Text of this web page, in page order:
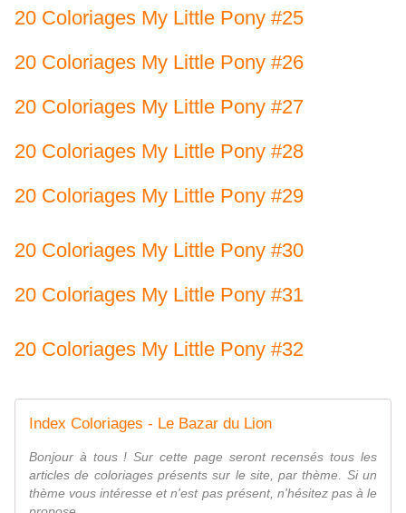
20 Coloriages My Little Pony #25
20 Coloriages My Little Pony #26
20 Coloriages My Little Pony #27
20 Coloriages My Little Pony #28
20 Coloriages My Little Pony #29
20 Coloriages My Little Pony #30
20 Coloriages My Little Pony #31
20 Coloriages My Little Pony #32
Index Coloriages - Le Bazar du Lion
Bonjour à tous ! Sur cette page seront recensés tous les
articles de coloriages présents sur le site, par thème. Si un
thème vous intéresse et n'est pas présent, n'hésitez pas à le